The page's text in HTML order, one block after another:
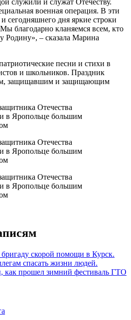
военная операция. В эти
сегодняшнего дня яркие строки
благодарно кланяемся всем, кто
– сказала Марина
песни и стихи в
и школьников. Праздник
защищавшим и защищающим
скорой помощи в Курск.
спасать жизни людей.
как прошел зимний фестиваль ГТО